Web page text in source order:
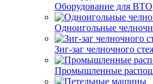
Оборудование для ВТО
Одноигольные
Зиг-заг челночного
Промышленные